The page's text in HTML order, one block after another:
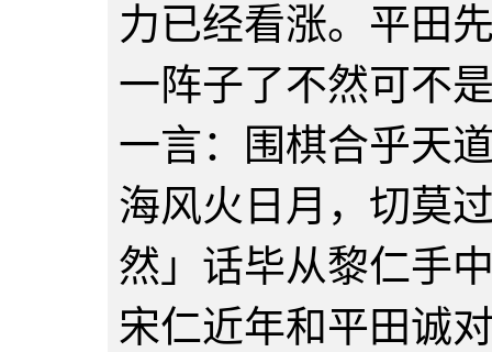
力已经看涨。平田
一阵子了不然可不
一言：围棋合乎天
海风火日月，切莫
然」话毕从黎仁手
宋仁近年和平田诚